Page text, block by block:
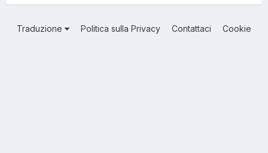
Traduzione Politica sulla Privacy Contattaci Cookie